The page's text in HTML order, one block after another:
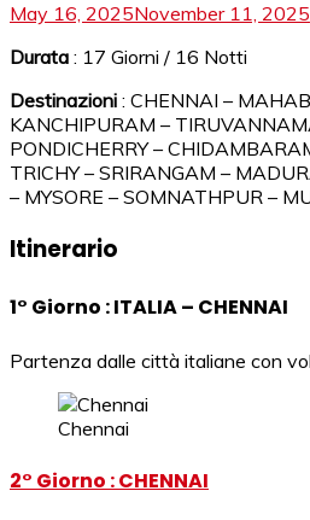
May 16, 2025November 11, 2025
Durata : 17 Giorni / 16 Notti
Destinazioni : CHENNAI –
KANCHIPURAM –
PONDICHERRY –
TRICHY – SRIRANGAM –
– MYSORE – SOMNATHPUR –
Itinerario
1° Giorno : ITALIA – CHENNAI
Partenza dalle città italiane con
Chennai
2° Giorno : CHENNAI